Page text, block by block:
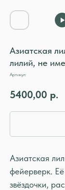
Азиатская
лилий, не
Артикул:
5400,00 р.
Азиатская
фейерверк.
звёздочки,